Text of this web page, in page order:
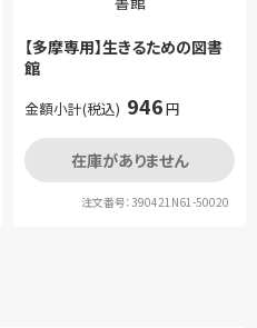
【多摩専用】生きるための図書
館
金額小計(税込) 946円
在庫がありません
注文番号：390421N61-50020